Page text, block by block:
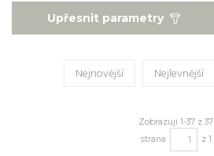
Upřesnit parametry
Nejnovější Nejlevnější
Zobrazuji 1-37 z 37
strana
z 1